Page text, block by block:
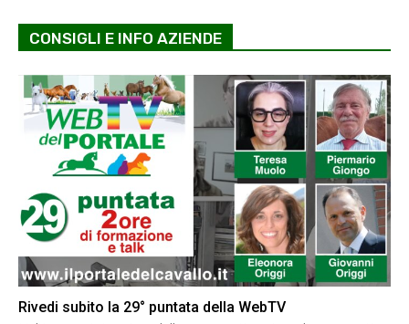
CONSIGLI E INFO AZIENDE
Rivedi subito la 29° puntata della WebTV